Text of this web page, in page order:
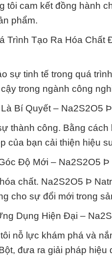
tôi cam kết đồng hành
phẩm.
Trình Tạo Ra Hóa
sự tinh tế trong quá
trong ngành công
Bí Quyết – Na2S2O5
thành công. Bằng
của bạn cải thiện hiệu
Độ Mới – Na2S2O5 Þ
chất. Na2S2O5 Þ
cho sự đổi mới trong
Dụng Hiện Đại –
nỗ lực khám phá và
đưa ra giải pháp